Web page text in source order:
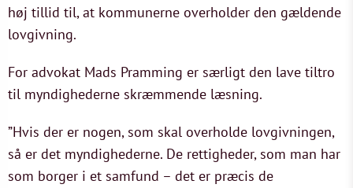
høj tillid til, at kommunerne overholder den gældende
lovgivning.
For advokat Mads Pramming er særligt den lave tiltro
til myndighederne skræmmende læsning.
”Hvis der er nogen, som skal overholde lovgivningen,
så er det myndighederne. De rettigheder, som man har
som borger i et samfund – det er præcis de